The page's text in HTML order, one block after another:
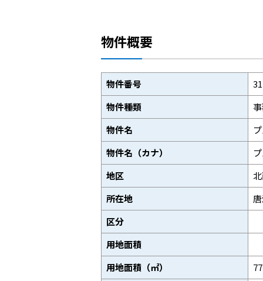
物件概要
物件番号
31
物件種類
物件名
物件名（カナ）
地区
所在地
区分
用地面積
用地面積（㎡）